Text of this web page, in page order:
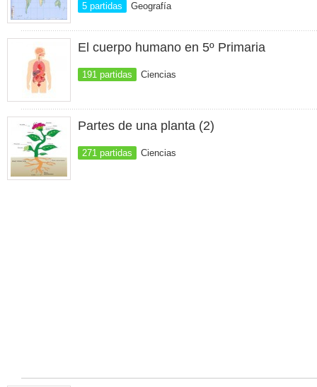
5 partidas Geografía
El cuerpo humano en 5º Primaria
191 partidas Ciencias
Partes de una planta (2)
271 partidas Ciencias